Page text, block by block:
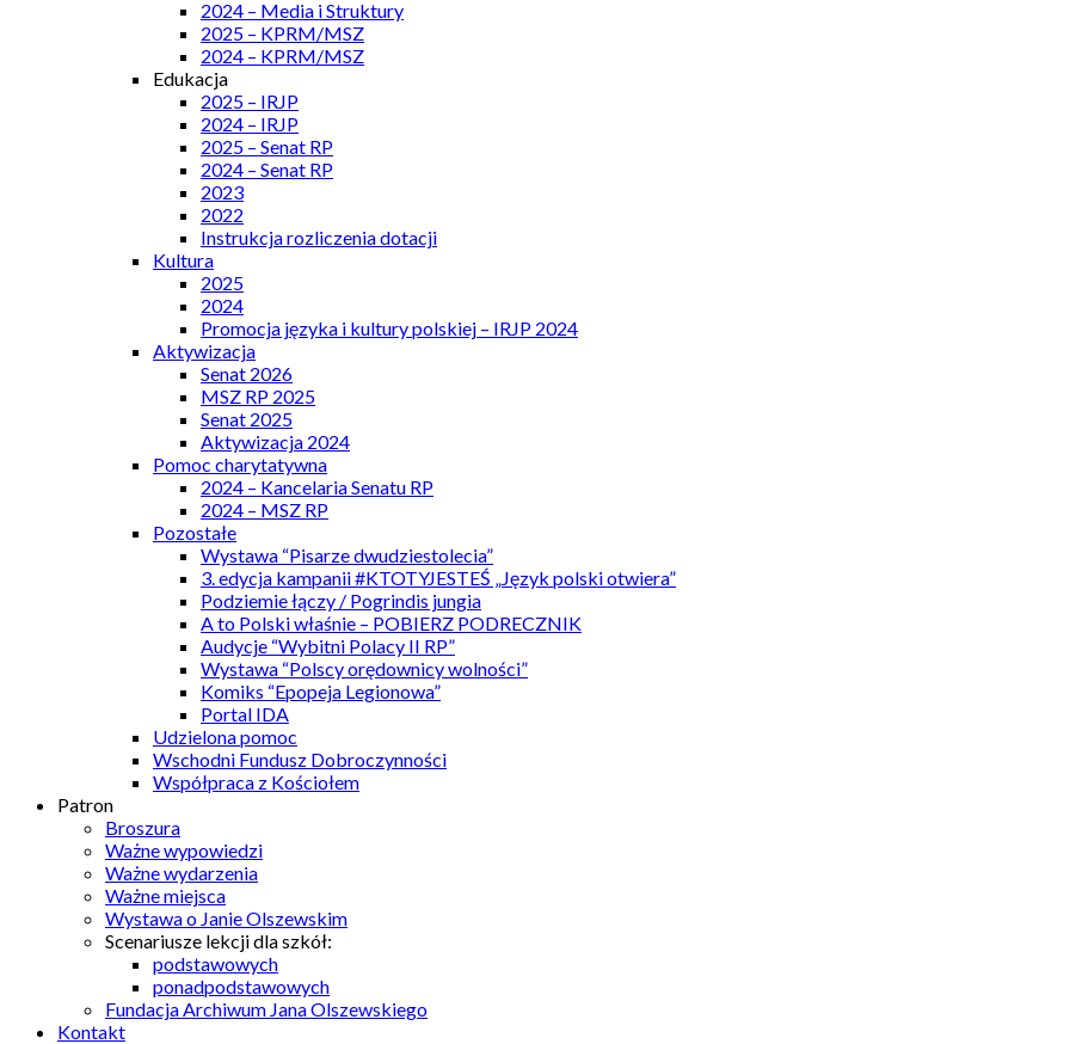
2024 – Media i Struktury
2025 – KPRM/MSZ
2024 – KPRM/MSZ
Edukacja
2025 – IRJP
2024 – IRJP
2025 – Senat RP
2024 – Senat RP
2023
2022
Instrukcja rozliczenia dotacji
Kultura
2025
2024
Promocja języka i kultury polskiej – IRJP 2024
Aktywizacja
Senat 2026
MSZ RP 2025
Senat 2025
Aktywizacja 2024
Pomoc charytatywna
2024 – Kancelaria Senatu RP
2024 – MSZ RP
Pozostałe
Wystawa “Pisarze dwudziestolecia”
3. edycja kampanii #KTOTYJESTEŚ „Język polski otwiera”
Podziemie łączy / Pogrindis jungia
A to Polski właśnie – POBIERZ PODRECZNIK
Audycje “Wybitni Polacy II RP”
Wystawa “Polscy orędownicy wolności”
Komiks “Epopeja Legionowa”
Portal IDA
Udzielona pomoc
Wschodni Fundusz Dobroczynności
Współpraca z Kościołem
Patron
Broszura
Ważne wypowiedzi
Ważne wydarzenia
Ważne miejsca
Wystawa o Janie Olszewskim
Scenariusze lekcji dla szkół:
podstawowych
ponadpodstawowych
Fundacja Archiwum Jana Olszewskiego
Kontakt